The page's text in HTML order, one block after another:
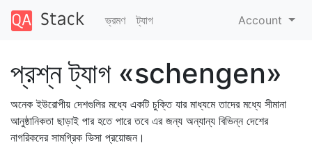
ভ্রমণ ট্যাগ Account
প্রশ্ন ট্যাগ «schengen»
অনেক ইউরোপীয় দেশগুলির মধ্যে একটি চুক্তি যার মাধ্যমে তাদের মধ্যে সীমানা
আনুষ্ঠানিকতা ছাড়াই পার হতে পারে তবে এর জন্য অন্যান্য বিভিন্ন দেশের
নাগরিকদের সামগ্রিক ভিসা প্রয়োজন।